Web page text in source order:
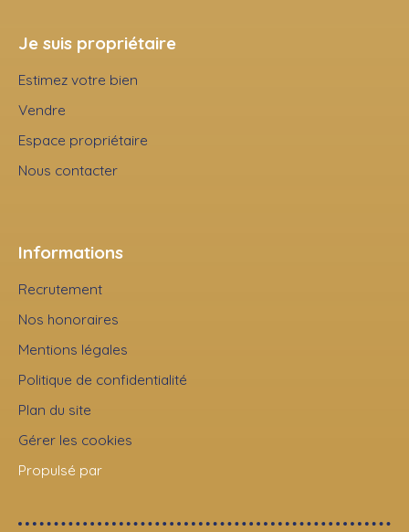
Je suis propriétaire
Estimez votre bien
Vendre
Espace propriétaire
Nous contacter
Informations
Recrutement
Nos honoraires
Mentions légales
Politique de confidentialité
Plan du site
Gérer les cookies
Propulsé par